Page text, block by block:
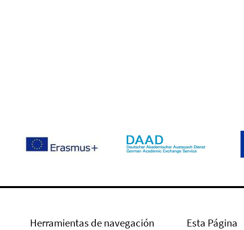
Herramientas de navegación Esta Página